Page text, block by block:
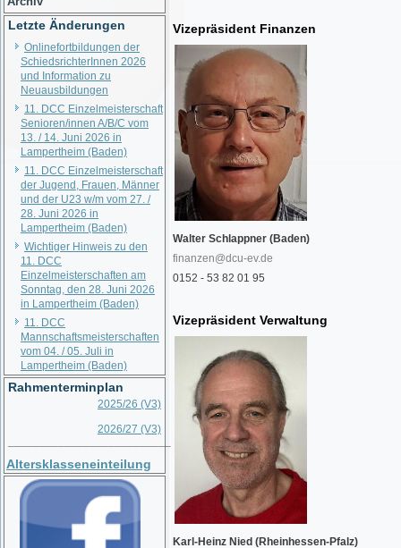
Letzte Änderungen
Onlinefortbildungen der
SchiedsrichterInnen 2026
und Information zu
Neuausbildungen
11. DCC Einzelmeisterschaft
Senioren/innen A/B/C vom
13. / 14. Juni 2026 in
Lampertheim (Baden)
11. DCC Einzelmeisterschaft
der Jugend, Frauen, Männer
und der U23 w/m vom 27. /
28. Juni 2026 in
Lampertheim (Baden)
Wichtiger Hinweis zu den
11. DCC
Einzelmeisterschaften am
Sonntag, den 28. Juni 2026
in Lampertheim (Baden)
11. DCC
Mannschaftsmeisterschaften
vom 04. / 05. Juli in
Lampertheim (Baden)
Rahmenterminplan
2025/26 (V3)
2026/27 (V3)
Altersklasseneinteilung
Vizepräsident Finanzen
Walter Schlappner (Baden)
finanzen@dcu-ev.de
0152 - 53 82 01 95
Vizepräsident Verwaltung
Karl-Heinz Nied (Rheinhessen-Pfalz)